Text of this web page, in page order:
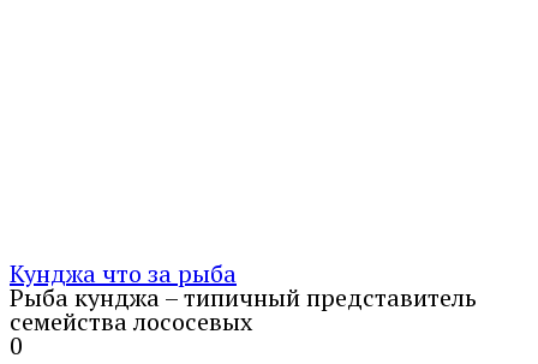
Кунджа что за рыба
Рыба кунджа – типичный представитель
семейства лососевых
0